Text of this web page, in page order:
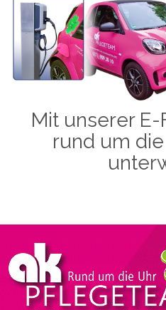
Mit unserer
rund um